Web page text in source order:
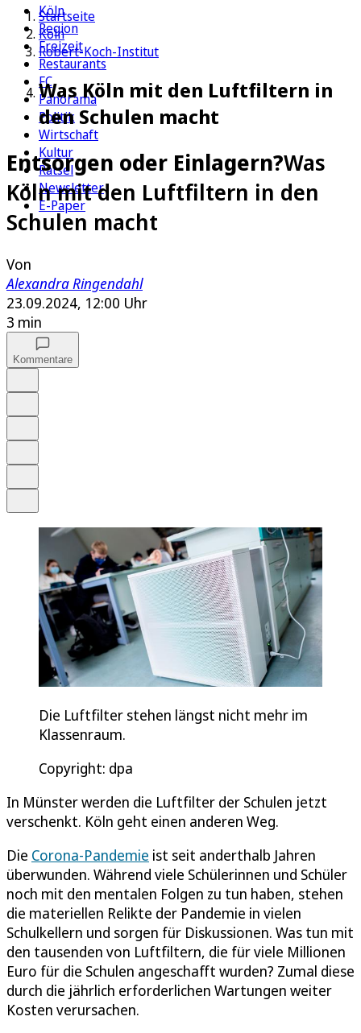
Köln
Region
Freizeit
Restaurants
FC
Panorama
Politik
Wirtschaft
Kultur
Rätsel
Newsletter
E-Paper
Startseite
Köln
Robert-Koch-Institut
Was Köln mit den Luftfiltern in
den Schulen macht
Entsorgen oder Einlagern?Was
Köln mit den Luftfiltern in den
Schulen macht
Von
Alexandra Ringendahl
23.09.2024, 12:00 Uhr
3 min
Kommentare
Die Luftfilter stehen längst nicht mehr im
Klassenraum.
Copyright: dpa
In Münster werden die Luftfilter der Schulen jetzt
verschenkt. Köln geht einen anderen Weg.
Die Corona-Pandemie ist seit anderthalb Jahren
überwunden. Während viele Schülerinnen und Schüler
noch mit den mentalen Folgen zu tun haben, stehen
die materiellen Relikte der Pandemie in vielen
Schulkellern und sorgen für Diskussionen. Was tun mit
den tausenden von Luftfiltern, die für viele Millionen
Euro für die Schulen angeschafft wurden? Zumal diese
durch die jährlich erforderlichen Wartungen weiter
Kosten verursachen.